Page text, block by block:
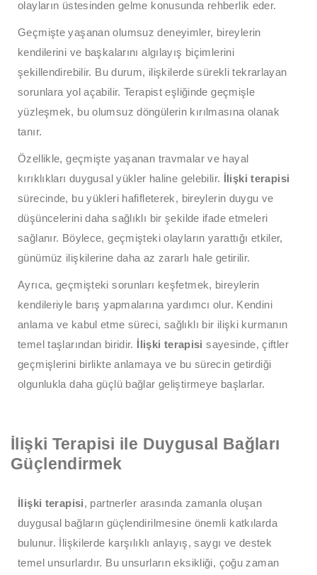
olayların üstesinden gelme konusunda rehberlik eder.
Geçmişte yaşanan olumsuz deneyimler, bireylerin
kendilerini ve başkalarını algılayış biçimlerini
şekillendirebilir. Bu durum, ilişkilerde sürekli tekrarlayan
sorunlara yol açabilir. Terapist eşliğinde geçmişle
yüzleşmek, bu olumsuz döngülerin kırılmasına olanak
tanır.
Özellikle, geçmişte yaşanan travmalar ve hayal
kırıklıkları duygusal yükler haline gelebilir. İlişki terapisi
sürecinde, bu yükleri hafifleterek, bireylerin duygu ve
düşüncelerini daha sağlıklı bir şekilde ifade etmeleri
sağlanır. Böylece, geçmişteki olayların yarattığı etkiler,
günümüz ilişkilerine daha az zararlı hale getirilir.
Ayrıca, geçmişteki sorunları keşfetmek, bireylerin
kendileriyle barış yapmalarına yardımcı olur. Kendini
anlama ve kabul etme süreci, sağlıklı bir ilişki kurmanın
temel taşlarından biridir. İlişki terapisi sayesinde, çiftler
geçmişlerini birlikte anlamaya ve bu sürecin getirdiği
olgunlukla daha güçlü bağlar geliştirmeye başlarlar.
İlişki Terapisi ile Duygusal Bağları
Güçlendirmek
İlişki terapisi, partnerler arasında zamanla oluşan
duygusal bağların güçlendirilmesine önemli katkılarda
bulunur. İlişkilerde karşılıklı anlayış, saygı ve destek
temel unsurlardır. Bu unsurların eksikliği, çoğu zaman